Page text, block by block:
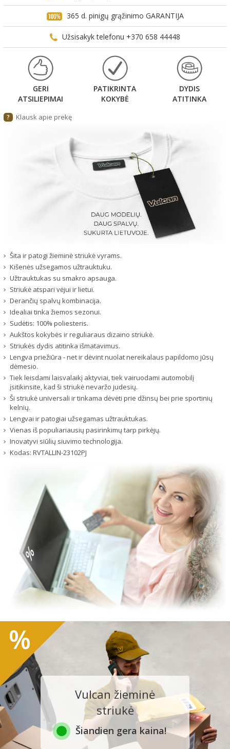
365 d. pinigų grąžinimo GARANTIJA
Užsisakyk telefonu +370 658 44448
GERI
ATSILIEPIMAI
PATIKRINTA
KOKYBĖ
DYDIS
ATITINKA
? Klausk apie prekę
Šita ir patogi žieminė striukė vyrams.
Kišenės užsegamos užtrauktuku.
Užtrauktukas su smakro apsauga.
Striukė atspari vėjui ir lietui.
Derančių spalvų kombinacija.
Idealiai tinka žiemos sezonui.
Sudėtis: 100% poliesteris.
Aukštos kokybės ir reguliaraus dizaino striukė.
Striukės dydis atitinka išmatavimus.
Lengva priežiūra - net ir dėvint nuolat nereikalaus papildomo jūsų
dėmesio.
Tiek leisdami laisvalaikį aktyviai, tiek vairuodami automobilį
įsitikinsite, kad ši striukė nevaržo judesių.
Ši striukė universali ir tinkama dėvėti prie džinsų bei prie sportinių
kelnių.
Lengvai ir patogiai užsegamas užtrauktukas.
Vienas iš populiariausių pasirinkimų tarp pirkėjų.
Inovatyvi siūlių siuvimo technologija.
Kodas: RVTALLIN-23102PJ
Vulcan žieminė
striukė
Šiandien gera kaina!
%